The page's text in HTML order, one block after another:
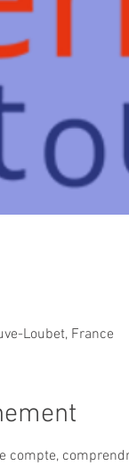
Loubet, France
compte,